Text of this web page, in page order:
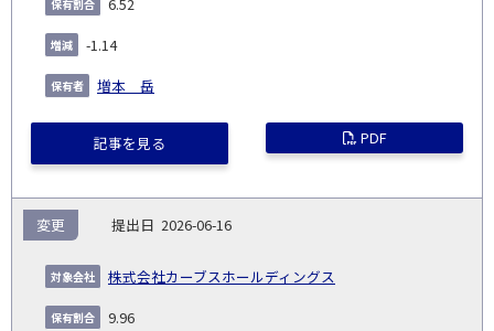
-1.14
増本 岳
記事を見る PDF
2026-06-16
株式会社カーブスホールディングス
変更
9.96